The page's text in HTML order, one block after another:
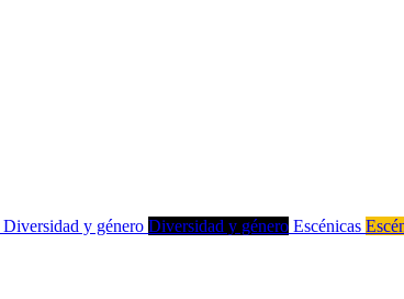
Diversidad y género Diversidad y género Escénicas